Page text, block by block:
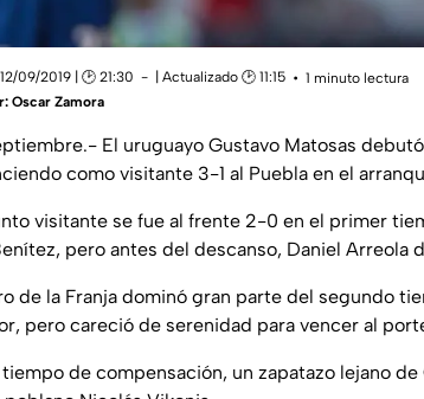
09/2019 | 🕑 21:30 | Actualizado 🕑 11:15
1 minuto lectura
Oscar Zamora
El uruguayo Gustavo Matosas
como visitante 3-1 al Puebla en el
visitante se fue al frente 2-0 en el primer
pero antes del descanso, Daniel Arreola
de la Franja dominó gran parte del segundo
pero careció de serenidad para vencer al
tiempo de compensación, un zapatazo lejano